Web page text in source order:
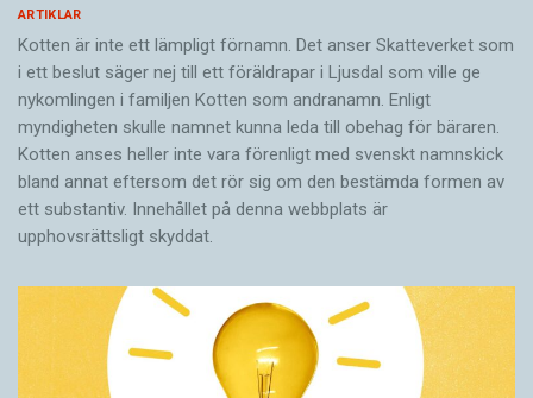
ARTIKLAR
Kotten är inte ett lämpligt förnamn. Det anser Skatte­verket som
i ett beslut säger nej till ett föräldra­par i Ljusdal som ville ge
nykomlingen i familjen Kotten som andranamn. Enligt
myndigheten skulle namnet kunna leda till obehag för bäraren.
Kotten anses heller inte vara förenligt med svenskt namnskick
bland annat eftersom det rör sig om den bestämda formen av
ett substantiv. Innehållet på denna webbplats är
upphovsrättsligt skyddat.